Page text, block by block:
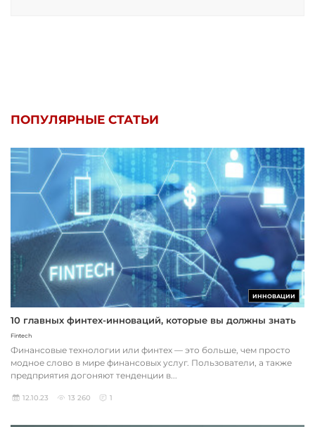
ПОПУЛЯРНЫЕ СТАТЬИ
ИННОВАЦИИ
10 главных финтех-инноваций, которые вы должны знать
Fintech
Финансовые технологии или финтех — это больше, чем просто
модное слово в мире финансовых услуг. Пользователи, а также
предприятия догоняют тенденции в...
12.10.23 13 260 1